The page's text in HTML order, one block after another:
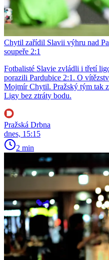
Chytil zařídil Slavii výhru nad
soupeře 2:1
Fotbalisté Slavie zvládli i třetí
porazili Pardubice 2:1. O
Mojmír Chytil. Pražský tým tak
Ligy bez ztráty bodu.
Pražská Drbna
dnes, 15:15
2 min